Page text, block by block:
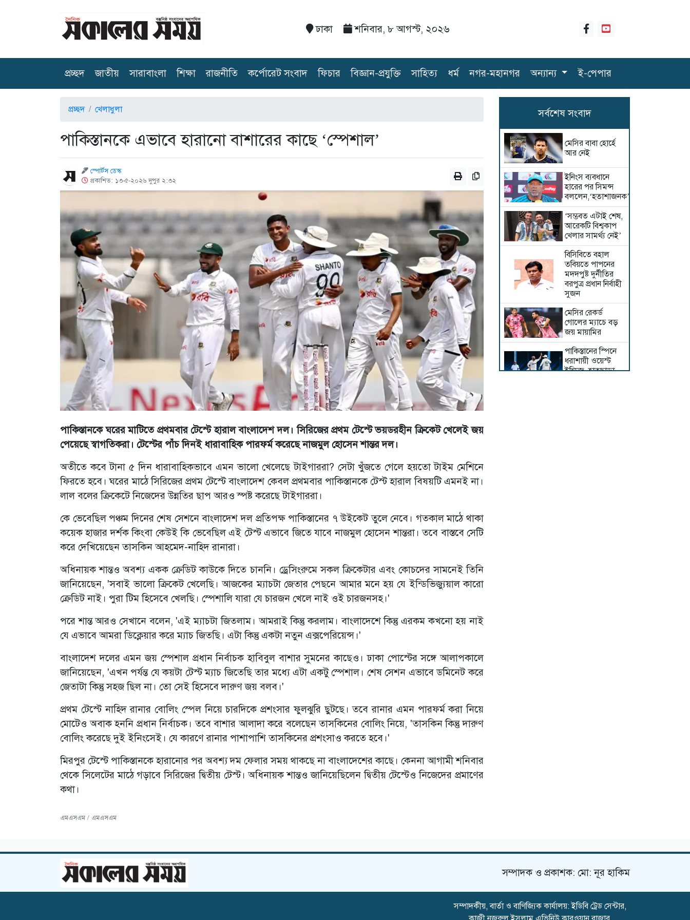
ঢাকা শনিবার, ৮ আগস্ট, ২০২৬
প্রচ্ছদ(current)
জাতীয় সারাবাংলা শিক্ষা রাজনীতি কর্পোরেট সংবাদ ফিচার বিজ্ঞান-প্রযুক্তি সাহিত্য ধর্ম নগর-মহানগর অন্যান্য ই-পেপার
প্রচ্ছদ খেলাধুলা
পাকিস্তানকে এভাবে হারানো বাশারের কাছে ‘স্পেশাল’
স্পোর্টস ডেস্ক
প্রকাশিত: ১৩-৫-২০২৬ দুপুর ২:৩২
পাকিস্তানকে ঘরের মাটিতে প্রথমবার টেস্টে হারাল বাংলাদেশ দল। সিরিজের প্রথম টেস্টে ভয়ডরহীন ক্রিকেট খেলেই জয়
পেয়েছে স্বাগতিকরা। টেস্টের পাঁচ দিনই ধারাবাহিক পারফর্ম করেছে নাজমুল হোসেন শান্তর দল।
অতীতে কবে টানা ৫ দিন ধারাবাহিকভাবে এমন ভালো খেলেছে টাইগাররা? সেটা খুঁজতে গেলে হয়তো টাইম মেশিনে
ফিরতে হবে। ঘরের মাঠে সিরিজের প্রথম টেস্টে বাংলাদেশ কেবল প্রথমবার পাকিস্তানকে টেস্ট হারাল বিষয়টি এমনই না।
লাল বলের ক্রিকেটে নিজেদের উন্নতির ছাপ আরও স্পষ্ট করেছে টাইগাররা।
কে ভেবেছিল পঞ্চম দিনের শেষ সেশনে বাংলাদেশ দল প্রতিপক্ষ পাকিস্তানের ৭ উইকেট তুলে নেবে। গতকাল মাঠে থাকা
কয়েক হাজার দর্শক কিংবা কেউই কি ভেবেছিল এই টেস্ট এভাবে জিতে যাবে নাজমুল হোসেন শান্তরা। তবে বাস্তবে সেটি
করে দেখিয়েছেন তাসকিন আহমেদ-নাহিদ রানারা।
অধিনায়ক শান্তও অবশ্য একক ক্রেডিট কাউকে দিতে চাননি। ড্রেসিংরুমে সকল ক্রিকেটার এবং কোচদের সামনেই তিনি
জানিয়েছেন, 'সবাই ভালো ক্রিকেট খেলেছি। আজকের ম্যাচটা জেতার পেছনে আমার মনে হয় যে ইন্ডিভিজ্যুয়াল কারো
ক্রেডিট নাই। পুরা টিম হিসেবে খেলছি। স্পেশালি যারা যে চারজন খেলে নাই ওই চারজনসহ।'
পরে শান্ত আরও সেখানে বলেন, 'এই ম্যাচটা জিতলাম। আমরাই কিন্তু করলাম। বাংলাদেশে কিন্তু এরকম কখনো হয় নাই
যে এভাবে আমরা ডিক্লেয়ার করে ম্যাচ জিতছি। এটা কিন্তু একটা নতুন এক্সপেরিয়েন্স।'
বাংলাদেশ দলের এমন জয় স্পেশাল প্রধান নির্বাচক হাবিবুল বাশার সুমনের কাছেও। ঢাকা পোস্টের সঙ্গে আলাপকালে
জানিয়েছেন, 'এখন পর্যন্ত যে কয়টা টেস্ট ম্যাচ জিতেছি তার মধ্যে এটা একটু স্পেশাল। শেষ সেশন এভাবে ডমিনেট করে
জেতাটা কিন্তু সহজ ছিল না। তো সেই হিসেবে দারুণ জয় বলব।'
প্রথম টেস্টে নাহিদ রানার বোলিং স্পেল নিয়ে চারদিকে প্রশংসার ফুলঝুরি ছুটছে। তবে রানার এমন পারফর্ম করা নিয়ে
মোটেও অবাক হননি প্রধান নির্বাচক। তবে বাশার আলাদা করে বলেছেন তাসকিনের বোলিং নিয়ে, 'তাসকিন কিন্তু দারুণ
বোলিং করেছে দুই ইনিংসেই। যে কারণে রানার পাশাপাশি তাসকিনের প্রশংসাও করতে হবে।'
মিরপুর টেস্টে পাকিস্তানকে হারানোর পর অবশ্য দম ফেলার সময় থাকছে না বাংলাদেশের কাছে। কেননা আগামী শনিবার
থেকে সিলেটের মাঠে গড়াবে সিরিজের দ্বিতীয় টেস্ট। অধিনায়ক শান্তও জানিয়েছিলেন দ্বিতীয় টেস্টেও নিজেদের প্রমাণের
কথা।
এমএসএম / এমএসএম
সর্বশেষ সংবাদ
মেসির বাবা হোর্হে
আর নেই
ইনিংস ব্যবধানে
হারের পর সিমন্স
বললেন,‘হতাশাজনক’
‘সম্ভবত এটাই শেষ,
আরেকটি বিশ্বকাপ
খেলার সামর্থ্য নেই’
বিসিবিতে বহাল
তবিয়তে পাপনের
মদদপুষ্ট দুর্নীতির
বরপুত্র প্রধান নির্বাহী
সুজন
মেসির রেকর্ড
গোলের ম্যাচে বড়
জয় মায়ামির
পাকিস্তানের স্পিনে
ধরাশায়ী ওয়েস্ট
ইন্ডিজ, হাতছাড়া
সম্পাদক ও প্রকাশক: মো: নূর হাকিম
সম্পাদকীয়, বার্তা ও বাণিজ্যিক কার্যালয়: ইডিবি ট্রেড সেন্টার,